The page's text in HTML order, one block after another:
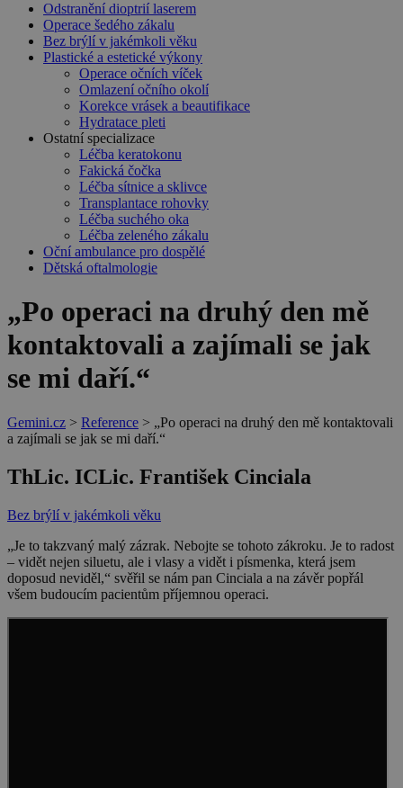
Odstranění dioptrií laserem
Operace šedého zákalu
Bez brýlí v jakémkoli věku
Plastické a estetické výkony
Operace očních víček
Omlazení očního okolí
Korekce vrásek a beautifikace
Hydratace pleti
Ostatní specializace
Léčba keratokonu
Fakická čočka
Léčba sítnice a sklivce
Transplantace rohovky
Léčba suchého oka
Léčba zeleného zákalu
Oční ambulance pro dospělé
Dětská oftalmologie
„Po operaci na druhý den mě
kontaktovali a zajímali se jak
se mi daří.“
Gemini.cz > Reference > „Po operaci na druhý den mě kontaktovali
a zajímali se jak se mi daří.“
ThLic. ICLic. František Cinciala
Bez brýlí v jakémkoli věku
„Je to takzvaný malý zázrak. Nebojte se tohoto zákroku. Je to radost
– vidět nejen siluetu, ale i vlasy a vidět i písmenka, která jsem
doposud neviděl,“ svěřil se nám pan Cinciala a na závěr popřál
všem budoucím pacientům příjemnou operaci.